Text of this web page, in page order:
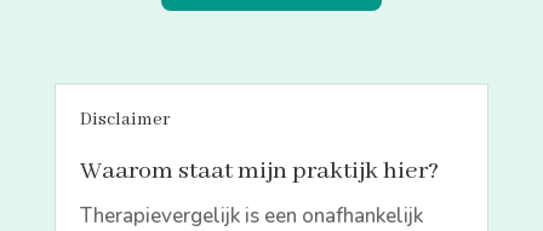
Disclaimer
Waarom staat mijn praktijk hier?
Therapievergelijk is een onafhankelijk